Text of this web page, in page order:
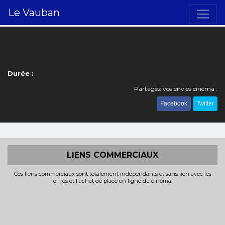
Le Vauban
Durée :
Partagez vos envies cinéma :
Facebook Twitter
LIENS COMMERCIAUX
Ces liens commerciaux sont totalement indépendants et sans lien avec les
offres et l'achat de place en ligne du cinéma.